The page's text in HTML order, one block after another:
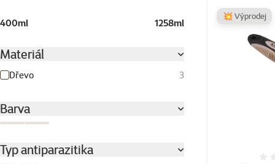
400ml 1258ml
Materiál
Dřevo 3
Barva
Typ antiparazitika
💥 Výprodej